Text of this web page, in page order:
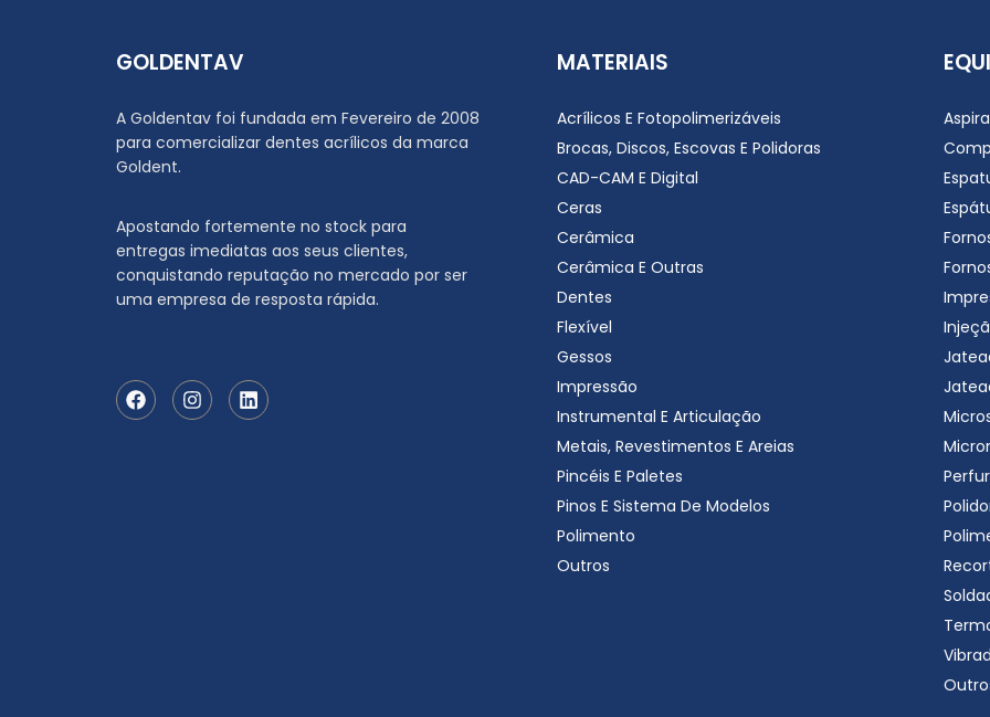
GOLDENTAV
A Goldentav foi fundada em Fevereiro de 2008
para comercializar dentes acrílicos da marca
Goldent.
Apostando fortemente no stock para
entregas imediatas aos seus clientes,
conquistando reputação no mercado por ser
uma empresa de resposta rápida.
MATERIAIS
Acrílicos E Fotopolimerizáveis
Brocas, Discos, Escovas E Polidoras
CAD-CAM E Digital
Ceras
Cerâmica
Cerâmica E Outras
Dentes
Flexível
Gessos
Impressão
Instrumental E Articulação
Metais, Revestimentos E Areias
Pincéis E Paletes
Pinos E Sistema De Modelos
Polimento
Outros